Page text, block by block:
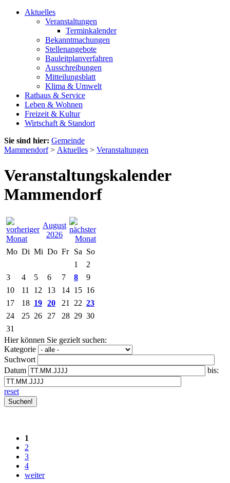
Aktuelles
Veranstaltungen
Terminkalender
Bekanntmachungen
Stellenangebote
Bauleitplanverfahren
Ausschreibungen
Mitteilungsblatt
Klima & Umwelt
Rathaus & Service
Leben & Wohnen
Freizeit & Kultur
Wirtschaft & Standort
Sie sind hier: Gemeinde
Mammendorf> Aktuelles > Veranstaltungen
Veranstaltungskalender
Mammendorf
August
2026
Mo Di Mi Do Fr Sa So
1
2
3
4 5 6 7 8
9
10
11 12 13 14 15 16
17
18 19 20 21 22 23
24
25 26 27 28 29 30
31
Hier können Sie gezielt suchen:
Kategorie
Suchwort
Datum
bis:
reset
1
2
3
4
weiter